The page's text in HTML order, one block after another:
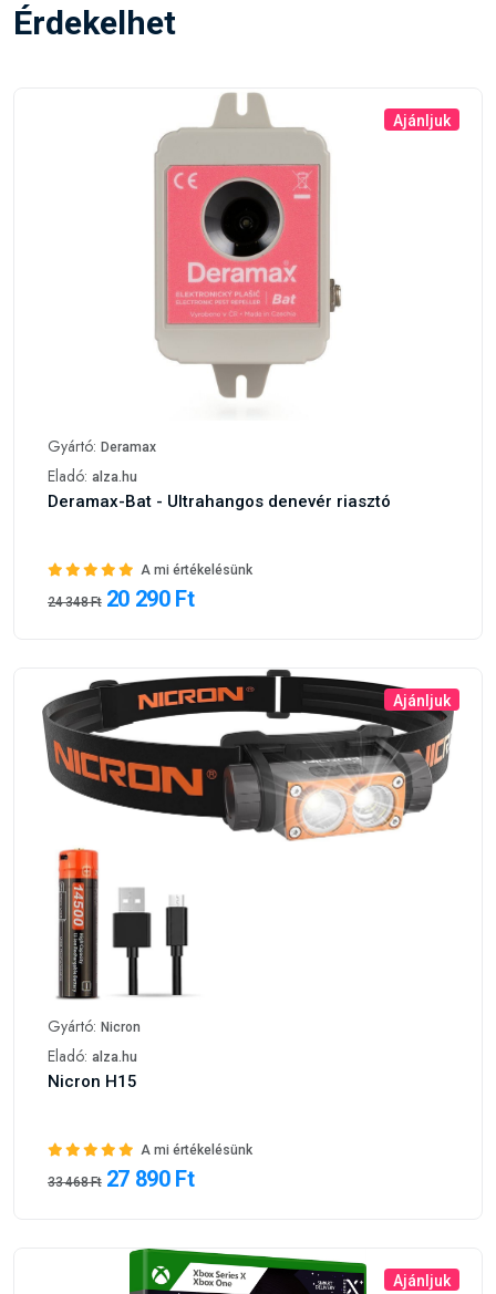
Érdekelhet
Ajánljuk
Gyártó: Deramax
Eladó: alza.hu
Deramax-Bat - Ultrahangos denevér riasztó
A mi értékelésünk
24 348 Ft 20 290 Ft
Ajánljuk
Gyártó: Nicron
Eladó: alza.hu
Nicron H15
A mi értékelésünk
33 468 Ft 27 890 Ft
Ajánljuk